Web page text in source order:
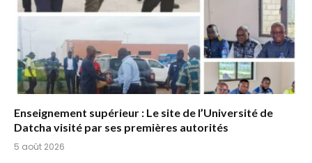
Enseignement supérieur : Le site de l’Université de
Datcha visité par ses premières autorités
5 août 2026